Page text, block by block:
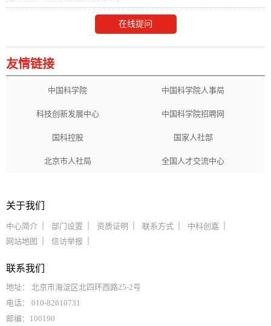
在线提问
友情链接
中国科学院 中国科学院人事局
科技创新发展中心 中国科学院招聘网
国科控股 国家人社部
北京市人社局 全国人才交流中心
关于我们
中心简介 部门设置 资质证明 联系方式
中科创嘉
网站地图
信访举报
联系我们
地址： 北京市海淀区北四环西路25-2号
电话： 010-82610731
邮编：100190